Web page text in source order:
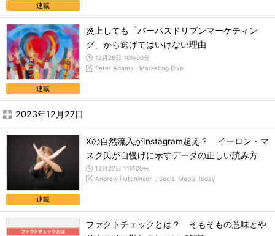
連載
連載
炎上しても「パーパスドリブンマーケティン
グ」から逃げてはいけない理由
12月28日 10時00分
Peter Adams，Marketing Dive
2023年12月27日
連載
Xの自然流入がInstagram超え？ イーロン・マ
スク氏が自慢げに示すデータの正しい読み方
12月27日 11時00分
Andrew Hutchinson，Social Media Today
ファクトチェックとは？ そもそもの意味とや